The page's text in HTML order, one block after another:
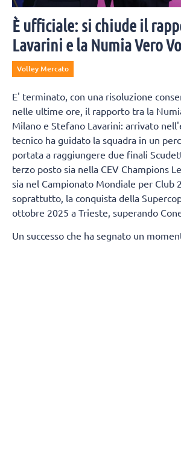
È ufficiale: si chiude il
Lavarini e la Numia Vero
Volley Mercato
E' terminato, con una risoluzione
nelle ultime ore, il rapporto tra la
Milano e Stefano Lavarini: arrivato
tecnico ha guidato la squadra in un
portata a raggiungere due finali
terzo posto sia nella CEV Champions
sia nel Campionato Mondiale per Club
soprattutto, la conquista della
ottobre 2025 a Trieste, superando
Un successo che ha segnato un